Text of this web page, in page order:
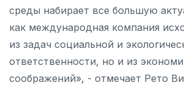
среды набирает все большую
как международная компания
из задач социальной и
ответственности, но и из
соображений», - отмечает Рето